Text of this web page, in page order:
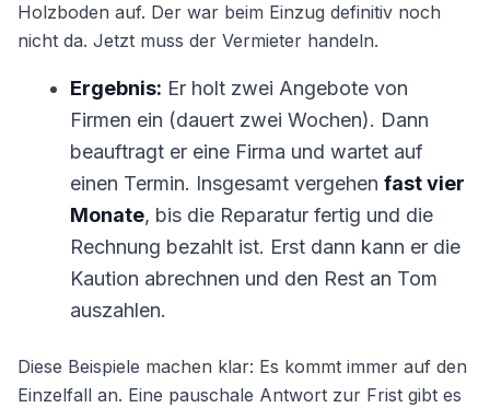
Holzboden auf. Der war beim Einzug definitiv noch
nicht da. Jetzt muss der Vermieter handeln.
Ergebnis: Er holt zwei Angebote von
Firmen ein (dauert zwei Wochen). Dann
beauftragt er eine Firma und wartet auf
einen Termin. Insgesamt vergehen fast vier
Monate, bis die Reparatur fertig und die
Rechnung bezahlt ist. Erst dann kann er die
Kaution abrechnen und den Rest an Tom
auszahlen.
Diese Beispiele machen klar: Es kommt immer auf den
Einzelfall an. Eine pauschale Antwort zur Frist gibt es